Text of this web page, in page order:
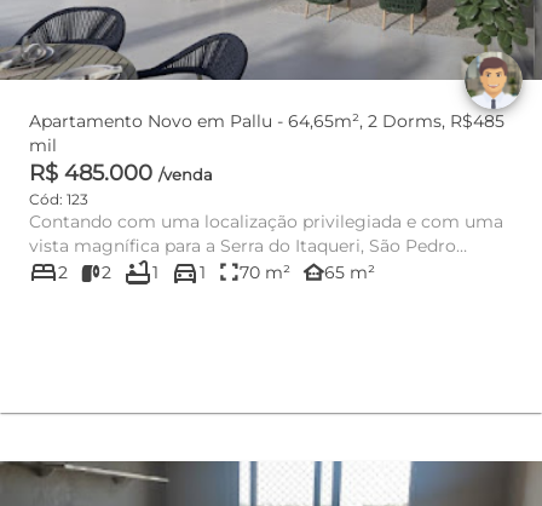
Apartamento Novo em Pallu - 64,65m², 2 Dorms, R$485
mil
R$ 485.000 /venda
Cód: 123
Contando com uma localização privilegiada e com uma
vista magnífica para a Serra do Itaqueri, São Pedro
recebe o mais ...
bed2 2 bathtub1 directions_car1 fullscreen70 m² other_houses65 m²